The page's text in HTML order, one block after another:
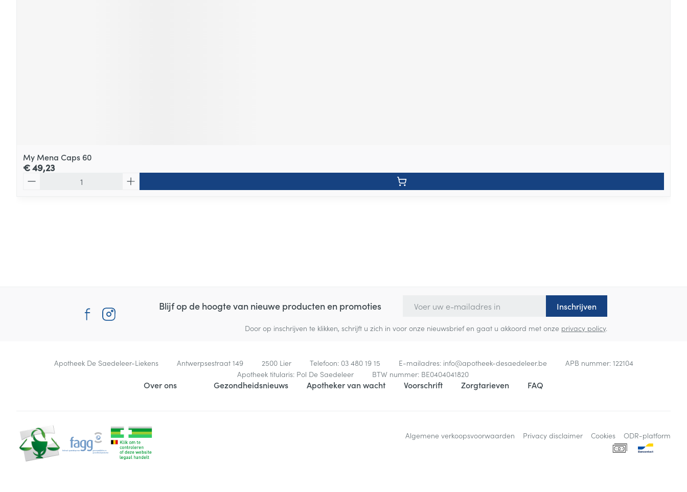
My Mena Caps 60
€ 49,23
Blijf op de hoogte van nieuwe producten en promoties Inschrijven
Door op inschrijven te klikken, schrijft u zich in voor onze nieuwsbrief en gaat u akkoord met onze privacy policy.
Contacteer ons
Apotheek De Saedeleer-Liekens Antwerpsestraat 149 2500 Lier Telefoon: 03 480 19 15 E-mailadres: info@apotheek-desaedeleer.be APB nummer: 122104
Apotheek titularis: Pol De Saedeleer BTW nummer: BE0404041820
Over ons Gezondheidsnieuws Apotheker van wacht Voorschrift Zorgtarieven FAQ
Algemene verkoopsvoorwaarden Privacy disclaimer Cookies ODR-platform